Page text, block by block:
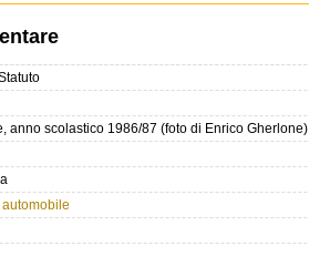
anno scolastico 1986/87 (foto di Enrico Gherlone)
automobile